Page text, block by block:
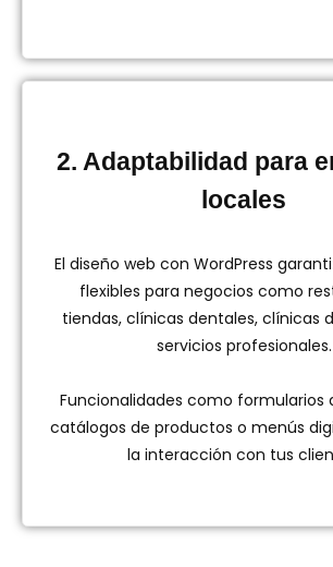
2. Adaptabilidad para
locales
El diseño web con WordPress
flexibles para negocios como
tiendas, clínicas dentales, clínicas
servicios profesionales.
Funcionalidades como formularios
catálogos de productos o menús
la interacción con tus